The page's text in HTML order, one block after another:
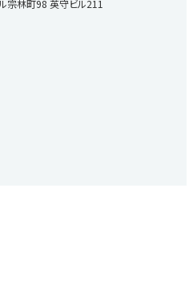
宗林町98 英守ビル211